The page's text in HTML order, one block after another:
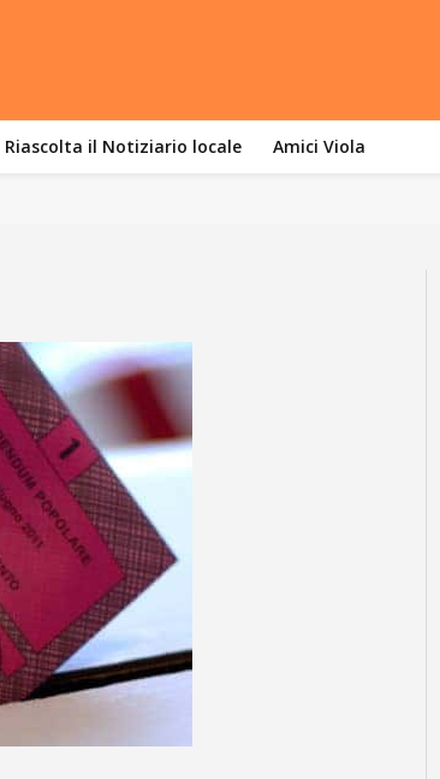
Riascolta il Notiziario locale Amici Viola